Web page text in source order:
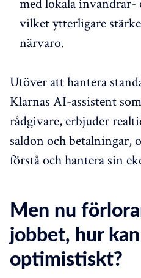
vilket ytterligare
närvaro.
Utöver att hantera
Klarnas AI-assistent
rådgivare, erbjuder
saldon och betalningar,
förstå och hantera sin
Men nu
jobbet, hur
optimistiskt?